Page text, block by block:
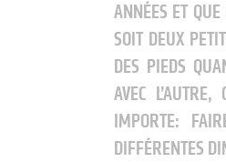
ANNÉES ET
SOIT DEUX
DES PIEDS
AVEC
IMPORTE:
DIFFÉRENTES